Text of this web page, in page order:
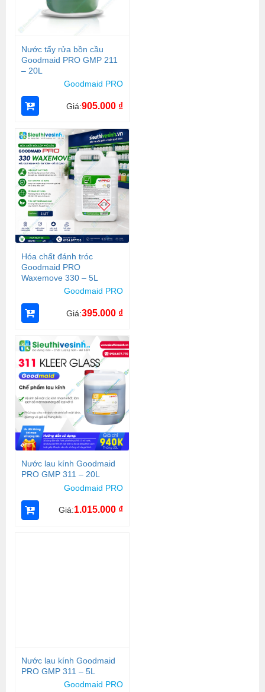
Nước tẩy rửa bồn cầu
Goodmaid PRO GMP 211
– 20L
Goodmaid PRO
Giá:905.000 ₫
Hóa chất đánh tróc
Goodmaid PRO
Waxemove 330 – 5L
Goodmaid PRO
Giá:395.000 ₫
Nước lau kính Goodmaid
PRO GMP 311 – 20L
Goodmaid PRO
Giá:1.015.000 ₫
Nước lau kính Goodmaid
PRO GMP 311 – 5L
Goodmaid PRO